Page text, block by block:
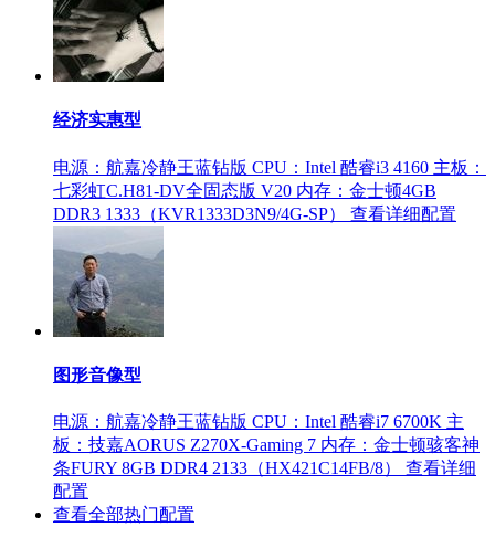
经济实惠型
电源：航嘉冷静王蓝钻版 CPU：Intel 酷睿i3 4160 主板：
七彩虹C.H81-DV全固态版 V20 内存：金士顿4GB
DDR3 1333（KVR1333D3N9/4G-SP）
查看详细配置
图形音像型
电源：航嘉冷静王蓝钻版 CPU：Intel 酷睿i7 6700K 主
板：技嘉AORUS Z270X-Gaming 7 内存：金士顿骇客神
条FURY 8GB DDR4 2133（HX421C14FB/8）
查看详细
配置
查看全部热门配置